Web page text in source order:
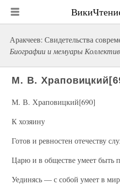
Аракчеев: Свидетельства
Биографии и мемуары
М. В.
М. В. Храповицкий[690]
К хозяину
Готов и ревностен отечеству
Царю и в обществе умеет быть
Уединясь — с собой умеет в